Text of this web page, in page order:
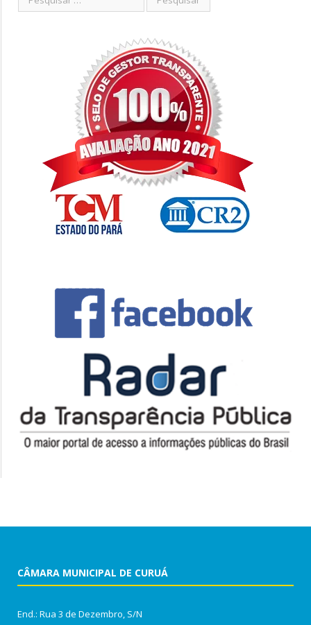
CÂMARA MUNICIPAL DE CURUÁ
End.: Rua 3 de Dezembro, S/N